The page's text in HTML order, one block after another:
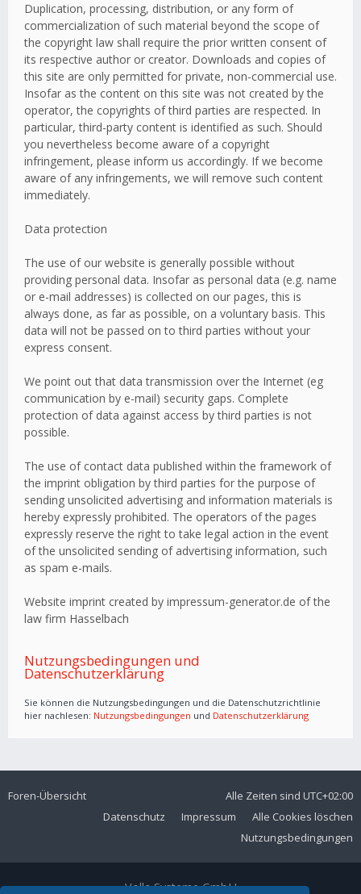
Duplication, processing, distribution, or any form of
commercialization of such material beyond the scope of
the copyright law shall require the prior written consent of
its respective author or creator. Downloads and copies of
this site are only permitted for private, non-commercial use.
Insofar as the content on this site was not created by the
operator, the copyrights of third parties are respected. In
particular, third-party content is identified as such. Should
you nevertheless become aware of a copyright
infringement, please inform us accordingly. If we become
aware of any infringements, we will remove such content
immediately.
Data protection
The use of our website is generally possible without
providing personal data. Insofar as personal data (e.g. name
or e-mail addresses) is collected on our pages, this is
always done, as far as possible, on a voluntary basis. This
data will not be passed on to third parties without your
express consent.
We point out that data transmission over the Internet (eg
communication by e-mail) security gaps. Complete
protection of data against access by third parties is not
possible.
The use of contact data published within the framework of
the imprint obligation by third parties for the purpose of
sending unsolicited advertising and information materials is
hereby expressly prohibited. The operators of the pages
expressly reserve the right to take legal action in the event
of the unsolicited sending of advertising information, such
as spam e-mails.
Website imprint created by impressum-generator.de of the
law firm Hasselbach
Nutzungsbedingungen und
Datenschutzerklärung
Sie können die Nutzungsbedingungen und die Datenschutzrichtlinie
hier nachlesen: Nutzungsbedingungen und Datenschutzerklärung
Foren-Übersicht Alle Zeiten sind UTC+02:00
Alle Cookies löschen
Impressum
Datenschutz
Nutzungsbedingungen
Volla Systeme GmbH